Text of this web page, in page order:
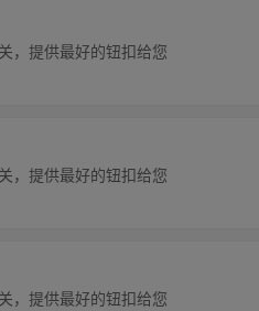
，提供最好的钮扣给您
，提供最好的钮扣给您
，提供最好的钮扣给您